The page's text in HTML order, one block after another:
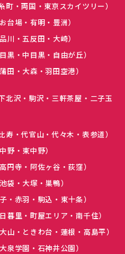
・両国・東京スカイツリー）
台場・有明・豊洲）
川・五反田・大崎）
黒・中目黒・自由が丘）
田・大森・羽田空港）
北沢・駒沢・三軒茶屋・二子玉
・代官山・代々木・表参道）
野・東中野）
円寺・阿佐ヶ谷・荻窪）
袋・大塚・巣鴨）
・赤羽・駒込・東十条）
暮里・町屋エリア・南千住）
山・ときわ台・蓮根・高島平）
泉学園・石神井公園）